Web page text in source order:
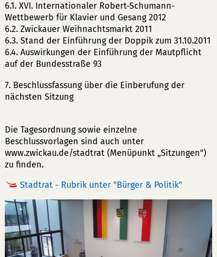
6.1. XVI. Internationaler Robert-Schumann-
Wettbewerb für Klavier und Gesang 2012
6.2. Zwickauer Weihnachtsmarkt 2011
6.3. Stand der Einführung der Doppik zum 31.10.2011
6.4. Auswirkungen der Einführung der Mautpflicht
auf der Bundesstraße 93
7. Beschlussfassung über die Einberufung der
nächsten Sitzung
Die Tagesordnung sowie einzelne
Beschlussvorlagen sind auch unter
www.zwickau.de/stadtrat (Menüpunkt „Sitzungen")
zu finden.
Stadtrat - Rubrik unter "Bürger & Politik"